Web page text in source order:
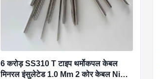
6 करोड़ SS310 T टाइप थर्मोकपल केबल
मिनरल इंसुलेटेड 1.0 Mm 2 कोर केबल NiCr-